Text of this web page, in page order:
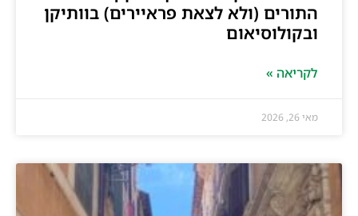
התורים (ולא לצאת פראיירים) בוותיקן
ובקולוסיאום
לקריאה »
מאי 26, 2026